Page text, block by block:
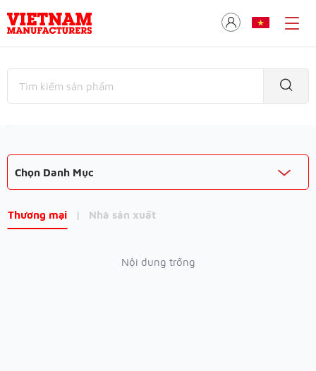
Chọn Danh Mục
Thương mại | Nhà sản xuất
Nội dung trống